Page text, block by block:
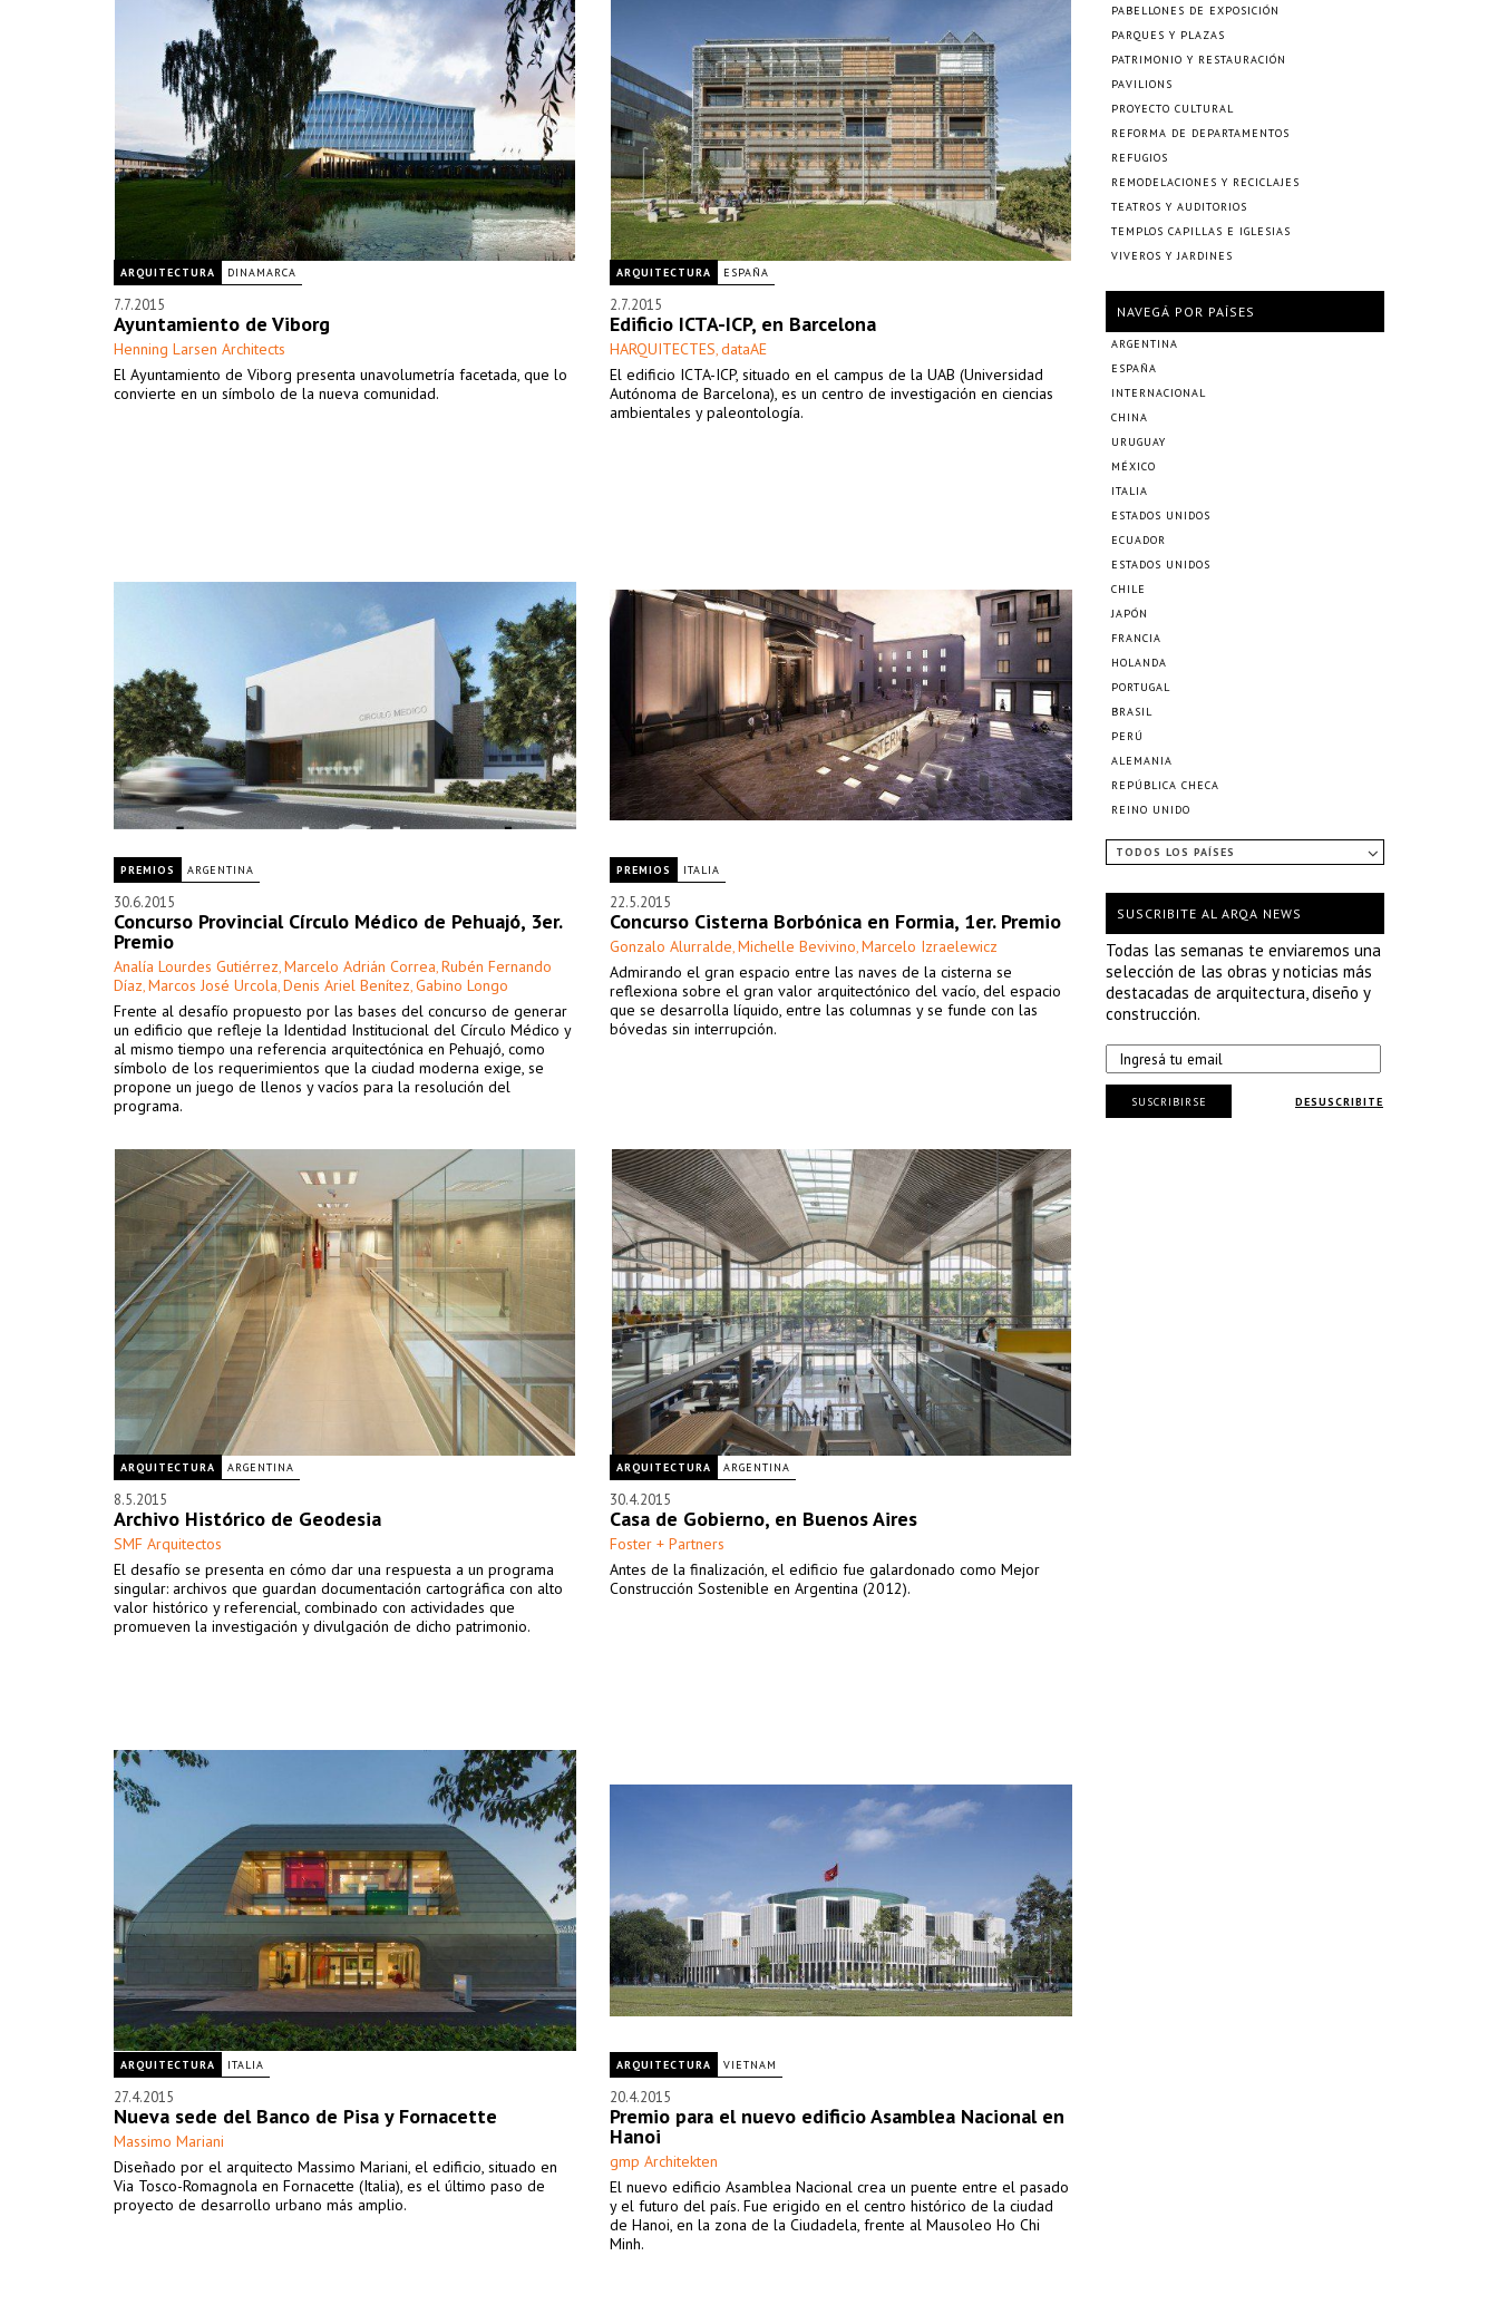
ARQUITECTURA DINAMARCA
7.7.2015
Ayuntamiento de Viborg
Henning Larsen Architects
​​El Ayuntamiento de Viborg presenta unavolumetría facetada, que lo
convierte en un símbolo de la nueva comunidad.
ARQUITECTURA ESPAÑA
2.7.2015
Edificio ICTA-ICP, en Barcelona
HARQUITECTES, dataAE
El edificio ICTA-ICP, situado en el campus de la UAB (Universidad
Autónoma de Barcelona), es un centro de investigación en ciencias
ambientales y paleontología.
PREMIOS ARGENTINA
30.6.2015
Concurso Provincial Círculo Médico de Pehuajó, 3er.
Premio
Analía Lourdes Gutiérrez, Marcelo Adrián Correa, Rubén Fernando
Díaz, Marcos José Urcola, Denis Ariel Benítez, Gabino Longo
Frente al desafío propuesto por las bases del concurso de generar
un edificio que refleje la Identidad Institucional del Círculo Médico y
al mismo tiempo una referencia arquitectónica en Pehuajó, como
símbolo de los requerimientos que la ciudad moderna exige, se
propone un juego de llenos y vacíos para la resolución del
programa.
PREMIOS ITALIA
22.5.2015
Concurso Cisterna Borbónica en Formia, 1er. Premio
Gonzalo Alurralde, Michelle Bevivino, Marcelo Izraelewicz
Admirando el gran espacio entre las naves de la cisterna se
reflexiona sobre el gran valor arquitectónico del vacío, del espacio
que se desarrolla líquido, entre las columnas y se funde con las
bóvedas sin interrupción.
ARQUITECTURA ARGENTINA
8.5.2015
Archivo Histórico de Geodesia
SMF Arquitectos
El desafío se presenta en cómo dar una respuesta a un programa
singular: archivos que guardan documentación cartográfica con alto
valor histórico y referencial, combinado con actividades que
promueven la investigación y divulgación de dicho patrimonio.
ARQUITECTURA ARGENTINA
30.4.2015
Casa de Gobierno, en Buenos Aires
Foster + Partners
Antes de la finalización, el edificio fue galardonado como Mejor
Construcción Sostenible en Argentina (2012).
ARQUITECTURA ITALIA
27.4.2015
Nueva sede del Banco de Pisa y Fornacette
Massimo Mariani
Diseñado por el arquitecto Massimo Mariani, el edificio, situado en
Via Tosco-Romagnola en Fornacette (Italia), es el último paso de
proyecto de desarrollo urbano más amplio.
ARQUITECTURA VIETNAM
20.4.2015
Premio para el nuevo edificio Asamblea Nacional en
Hanoi
gmp Architekten
El nuevo edificio Asamblea Nacional crea un puente entre el pasado
y el futuro del país. Fue erigido en el centro histórico de la ciudad
de Hanoi, en la zona de la Ciudadela, frente al Mausoleo Ho Chi
Minh.
PABELLONES DE EXPOSICIÓN
PARQUES Y PLAZAS
PATRIMONIO Y RESTAURACIÓN
PAVILIONS
PROYECTO CULTURAL
REFORMA DE DEPARTAMENTOS
REFUGIOS
REMODELACIONES Y RECICLAJES
TEATROS Y AUDITORIOS
TEMPLOS CAPILLAS E IGLESIAS
VIVEROS Y JARDINES
NAVEGÁ POR PAÍSES
ARGENTINA
ESPAÑA
INTERNACIONAL
CHINA
URUGUAY
MÉXICO
ITALIA
ESTADOS UNIDOS
ECUADOR
ESTADOS UNIDOS
CHILE
JAPÓN
FRANCIA
HOLANDA
PORTUGAL
BRASIL
PERÚ
ALEMANIA
REPÚBLICA CHECA
REINO UNIDO
TODOS LOS PAÍSES
SUSCRIBITE AL ARQA NEWS
Todas las semanas te enviaremos una
selección de las obras y noticias más
destacadas de arquitectura, diseño y
construcción.
DESUSCRIBITE
SUSCRIBIRSE